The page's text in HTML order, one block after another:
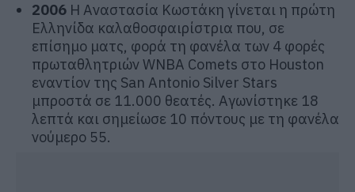
2006 Η Αναστασία Κωστάκη γίνεται η πρώτη
Ελληνίδα καλαθοσφαιρίστρια που, σε
επίσημο ματς, φορά τη φανέλα των 4 φορές
πρωταθλητριών WNBA Comets στο Houston
εναντίον της San Antonio Silver Stars
μπροστά σε 11.000 θεατές. Αγωνίστηκε 18
λεπτά και σημείωσε 10 πόντους με τη φανέλα
νούμερο 55.